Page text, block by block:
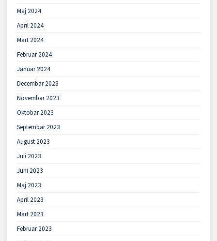
Maj 2024
April 2024
Mart 2024
Februar 2024
Januar 2024
Decembar 2023
Novembar 2023
Oktobar 2023
Septembar 2023
August 2023
Juli 2023
Juni 2023
Maj 2023
April 2023
Mart 2023
Februar 2023